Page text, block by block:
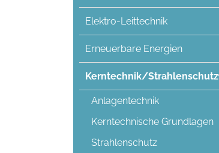
Elektro-Leittechnik
Erneuerbare Energien
Kerntechnik/Strahlenschutz
Anlagentechnik
Kerntechnische Grundlagen
Strahlenschutz